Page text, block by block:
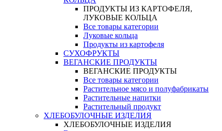
ПРОДУКТЫ ИЗ КАРТОФЕЛЯ,
ЛУКОВЫЕ КОЛЬЦА
Все товары категории
Луковые кольца
Продукты из картофеля
СУХОФРУКТЫ
ВЕГАНСКИЕ ПРОДУКТЫ
ВЕГАНСКИЕ ПРОДУКТЫ
Все товары категории
Растительное мясо и полуфабрикаты
Растительные напитки
Растительный продукт
ХЛЕБОБУЛОЧНЫЕ ИЗДЕЛИЯ
ХЛЕБОБУЛОЧНЫЕ ИЗДЕЛИЯ